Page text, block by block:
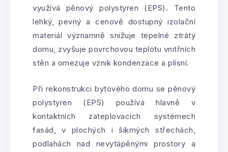
využívá pěnový polystyren (EPS). Tento
lehký, pevný a cenově dostupný izolační
materiál významně snižuje tepelné ztráty
domu, zvyšuje povrchovou teplotu vnitřních
stěn a omezuje vznik kondenzace a plísní.
Při rekonstrukci bytového domu se pěnový
polystyren (EPS) používá hlavně v
kontaktních zateplovacích systémech
fasád, v plochých i šikmých střechách,
podlahách nad nevytápěnými prostory a